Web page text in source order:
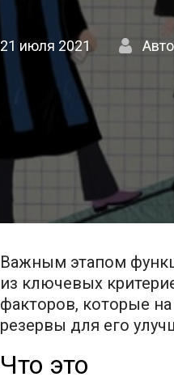
21 июля 2021
Важным этапом
из ключевых
факторов, которые
резервы для его
Что это